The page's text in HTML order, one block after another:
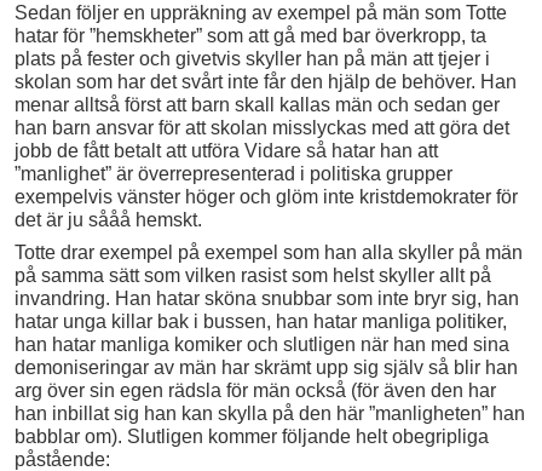
Sedan följer en uppräkning av exempel på män som Totte
hatar för ”hemskheter” som att gå med bar överkropp, ta
plats på fester och givetvis skyller han på män att tjejer i
skolan som har det svårt inte får den hjälp de behöver. Han
menar alltså först att barn skall kallas män och sedan ger
han barn ansvar för att skolan misslyckas med att göra det
jobb de fått betalt att utföra Vidare så hatar han att
”manlighet” är överrepresenterad i politiska grupper
exempelvis vänster höger och glöm inte kristdemokrater för
det är ju sååå hemskt.
Totte drar exempel på exempel som han alla skyller på män
på samma sätt som vilken rasist som helst skyller allt på
invandring. Han hatar sköna snubbar som inte bryr sig, han
hatar unga killar bak i bussen, han hatar manliga politiker,
han hatar manliga komiker och slutligen när han med sina
demoniseringar av män har skrämt upp sig själv så blir han
arg över sin egen rädsla för män också (för även den har
han inbillat sig han kan skylla på den här ”manligheten” han
babblar om). Slutligen kommer följande helt obegripliga
påstående: